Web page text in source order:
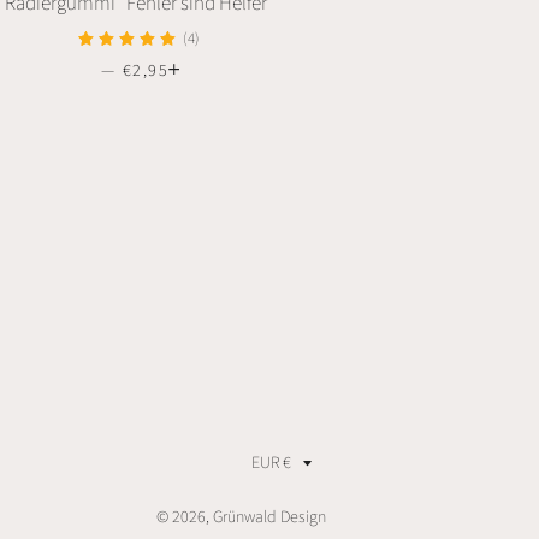
(4)
— NORMALER PREIS
€2,95
Währung
EUR €
© 2026, Grünwald Design